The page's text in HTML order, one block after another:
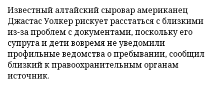
Известный алтайский сыровар американец
Джастас Уолкер рискует расстаться с близкими
из-за проблем с документами, поскольку его
супруга и дети вовремя не уведомили
профильные ведомства о пребывании, сообщил
близкий к правоохранительным органам
источник.